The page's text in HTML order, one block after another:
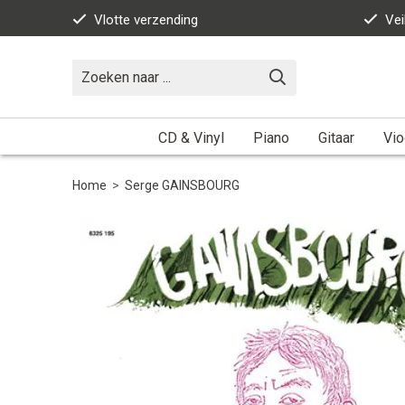
Vlotte verzending
CD & Vinyl Piano Gitaar
Home > Serge GAINSBOURG